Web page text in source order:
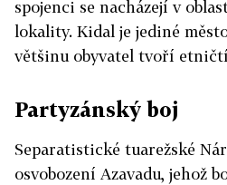
spojenci se nacházejí v
lokality. Kidal je jediné
většinu obyvatel tvoří
Partyzánský boj
Separatistické tuarežské
osvobození Azavadu, jehož